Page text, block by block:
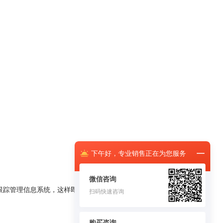
下午好， 专业销售正在为您服务
微信咨询
扫码快速咨询
管理信息系统，这样即便发生召回事件，也有充分准确的数据准备。